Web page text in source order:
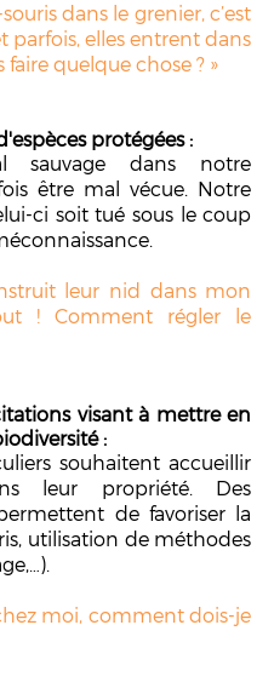
dans le grenier, c’est
parfois, elles entrent dans
faire quelque chose ? »
protégées :
sauvage dans notre
être mal vécue. Notre
ci soit tué sous le coup
leur nid dans mon
! Comment régler le
visant à mettre en
:
souhaitent accueillir
leur propriété. Des
de favoriser la
utilisation de méthodes
moi, comment dois-je